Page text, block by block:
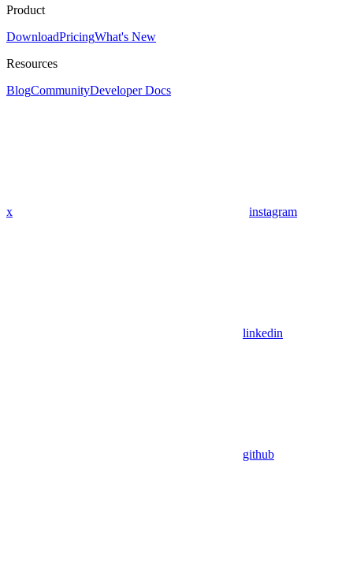
Product
DownloadPricingWhat's New
Resources
BlogCommunityDeveloper Docs
x instagram
linkedin
github